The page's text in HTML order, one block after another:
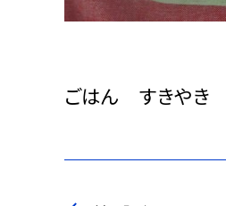
ごはん すきやき